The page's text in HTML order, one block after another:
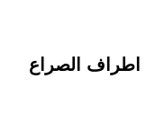
اطراف الصراع